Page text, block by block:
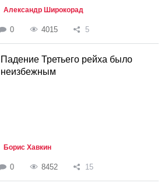
Александр Широкорад
0 4015 5
Падение Третьего рейха было
неизбежным
Борис Хавкин
0 8452 15